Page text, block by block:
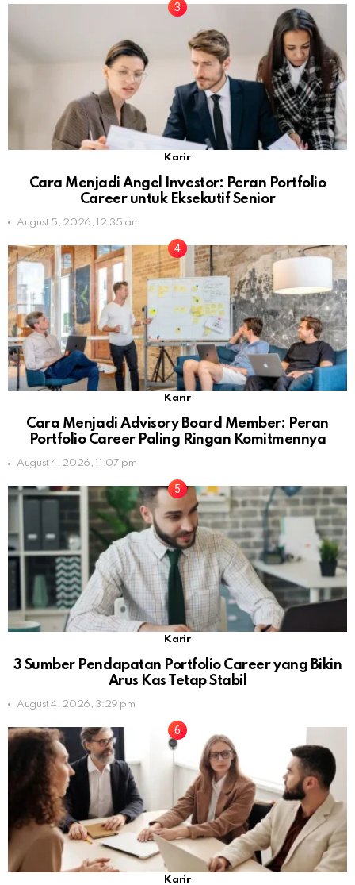
Karir
Cara Menjadi Angel Investor: Peran Portfolio
Career untuk Eksekutif Senior
August 5, 2026, 12:35 am
Karir
Cara Menjadi Advisory Board Member: Peran
Portfolio Career Paling Ringan Komitmennya
August 4, 2026, 11:07 pm
Karir
3 Sumber Pendapatan Portfolio Career yang Bikin
Arus Kas Tetap Stabil
August 4, 2026, 3:29 pm
Karir